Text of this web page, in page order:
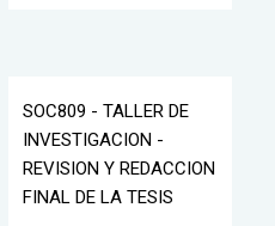
SOC809 - TALLER DE
INVESTIGACION -
REVISION Y REDACCION
FINAL DE LA TESIS